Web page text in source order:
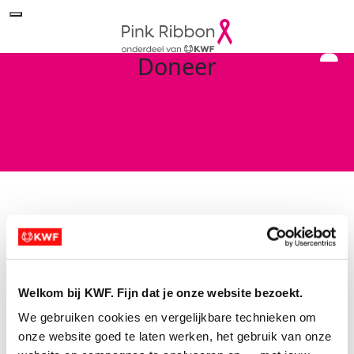
Welkom bij KWF. Fijn dat je onze website bezoekt.
We gebruiken cookies en vergelijkbare technieken om
onze website goed te laten werken, het gebruik van onze
Doneer
Search for a Fundraiser
Of doneer direct aan Pink Ribbon
Sorry no results returned for your